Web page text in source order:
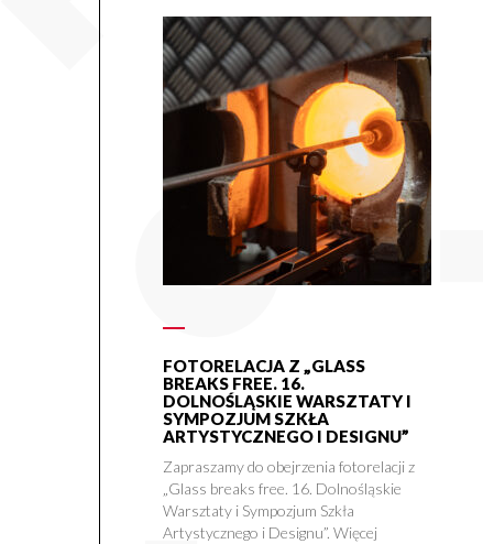
FOTORELACJA Z „GLASS
BREAKS FREE. 16.
DOLNOŚLĄSKIE WARSZTATY I
SYMPOZJUM SZKŁA
ARTYSTYCZNEGO I DESIGNU”
Zapraszamy do obejrzenia fotorelacji z
„Glass breaks free. 16. Dolnośląskie
Warsztaty i Sympozjum Szkła
Artystycznego i Designu”. Więcej